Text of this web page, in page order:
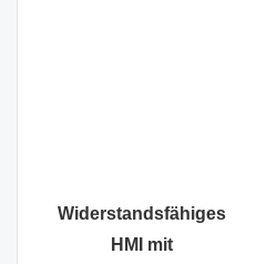
Widerstandsfähiges
HMI mit